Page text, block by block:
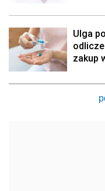
Ulga
zakup